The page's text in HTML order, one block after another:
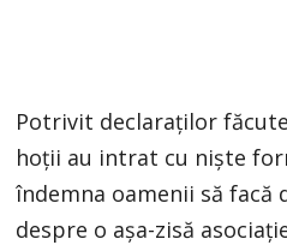
Potrivit declaraţilor
hoţii au intrat cu nişte
îndemna oamenii să facă
despre o aşa-zisă